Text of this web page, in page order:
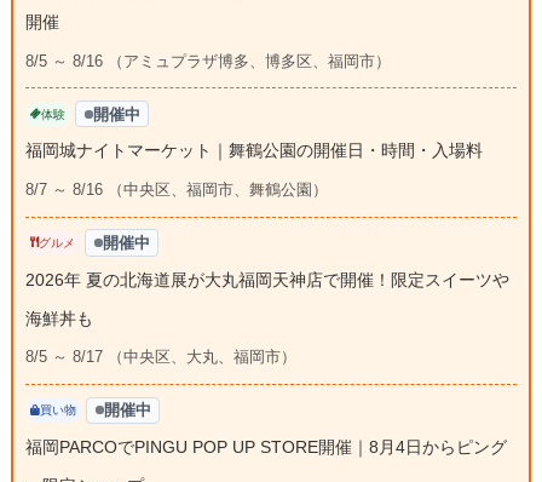
開催
8/5 ～ 8/16 （アミュプラザ博多、博多区、福岡市）
体験 開催中
福岡城ナイトマーケット｜舞鶴公園の開催日・時間・入場料
8/7 ～ 8/16 （中央区、福岡市、舞鶴公園）
グルメ 開催中
2026年 夏の北海道展が大丸福岡天神店で開催！限定スイーツや
海鮮丼も
8/5 ～ 8/17 （中央区、大丸、福岡市）
買い物 開催中
福岡PARCOでPINGU POP UP STORE開催｜8月4日からピング